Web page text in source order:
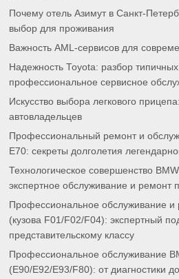
Почему отель Азимут в Санкт-
выбор для проживания
Важность AML-сервисов для
Надежность Toyota: разбор
профессиональное сервисное
Искусство выбора легкового
автовладельцев
Профессиональный ремонт и
E70: секреты долголетия
Технологическое совершенство
экспертное обслуживание и ремонт
Профессиональное обслуживание и
(кузова F01/F02/F04): экспертный
представительскому классу
Профессиональное обслуживание
(E90/E92/E93/F80): от диагностики